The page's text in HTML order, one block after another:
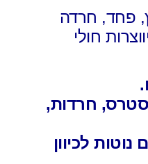
פחד, חרדה
חולי
חרדות,
לכיוון